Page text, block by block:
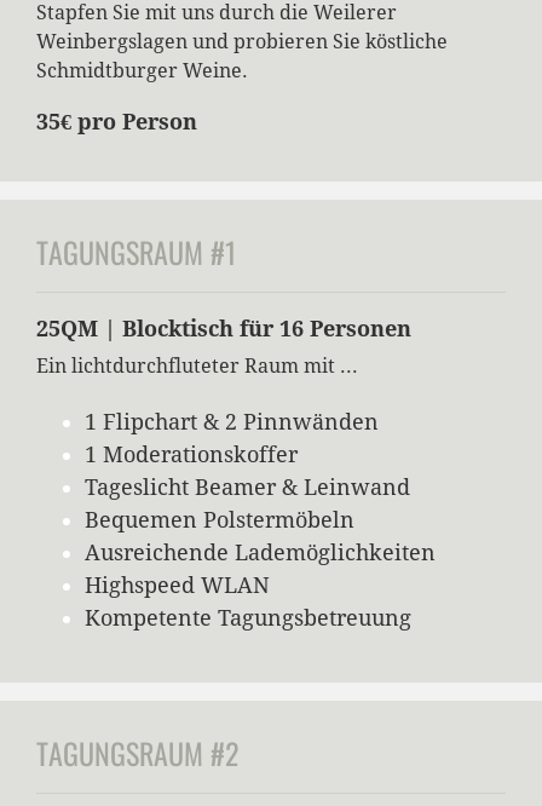
Stapfen Sie mit uns durch die Weilerer
Weinbergslagen und probieren Sie köstliche
Schmidtburger Weine.
35€ pro Person
TAGUNGSRAUM #1
25QM | Blocktisch für 16 Personen
Ein lichtdurchfluteter Raum mit ...
1 Flipchart & 2 Pinnwänden
1 Moderationskoffer
Tageslicht Beamer & Leinwand
Bequemen Polstermöbeln
Ausreichende Lademöglichkeiten
Highspeed WLAN
Kompetente Tagungsbetreuung
TAGUNGSRAUM #2